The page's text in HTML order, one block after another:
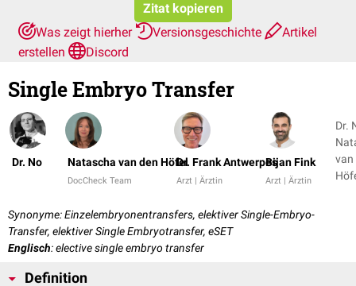
Zitat kopieren
Was zeigt hierher
Versionsgeschichte
Artikel
erstellen
Discord
Single Embryo Transfer
Dr. No Natascha van den Höfel
DocCheck Team
Dr. Frank Antwerpes
Arzt | Ärztin
Bijan Fink
Arzt | Ärztin
Dr.
van
Synonyme: Einzelembryonentransfers, elektiver Single-Embryo-
Transfer, elektiver Single Embryotransfer, eSET
Englisch: elective single embryo transfer
Definition